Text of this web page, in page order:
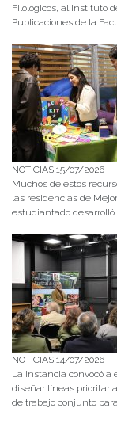
Filológicos, al Instituto
Publicaciones de la
NOTICIAS 15/07/2026
Muchos de estos
las residencias de
estudiantado
NOTICIAS 14/07/2026
La instancia convocó a
diseñar líneas
de trabajo conjunto